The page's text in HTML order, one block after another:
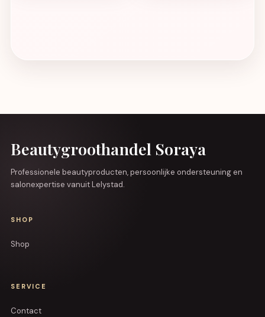
Beautygroothandel Soraya
Professionele beautyproducten, persoonlijke ondersteuning en
salonexpertise vanuit Lelystad.
SHOP
Shop
SERVICE
Contact